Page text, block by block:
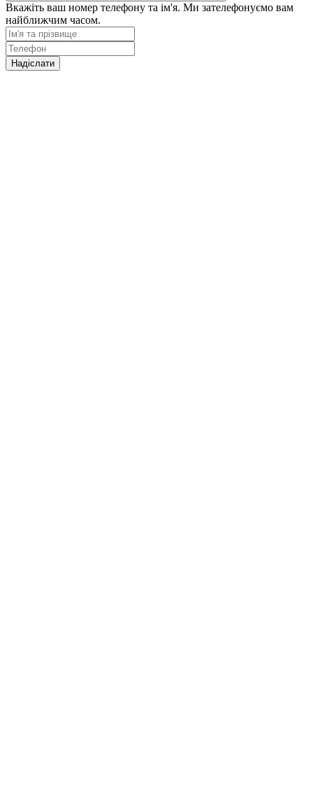
Вкажіть ваш номер телефону та ім'я. Ми зателефонуємо вам
найближчим часом.
Надіслати